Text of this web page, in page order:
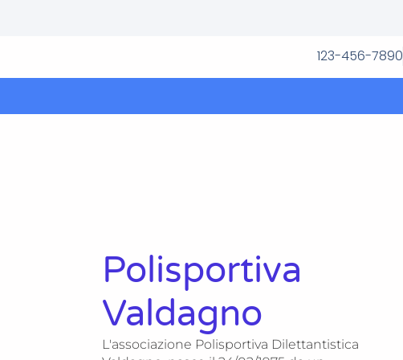
123-456-7890
Polisportiva
Valdagno
L'associazione Polisportiva Dilettantistica